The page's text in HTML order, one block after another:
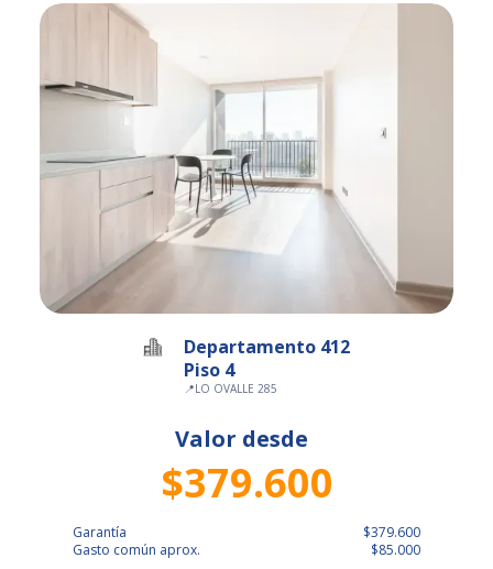
Departamento 412
Piso 4
📍LO OVALLE 285
Valor desde
$379.600
Garantía
Gasto común aprox.
$379.600
$85.000